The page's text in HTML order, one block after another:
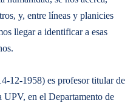
y, entre líneas y planicies
llegar a identificar a esas
12-1958) es profesor titular de
UPV, en el Departamento de